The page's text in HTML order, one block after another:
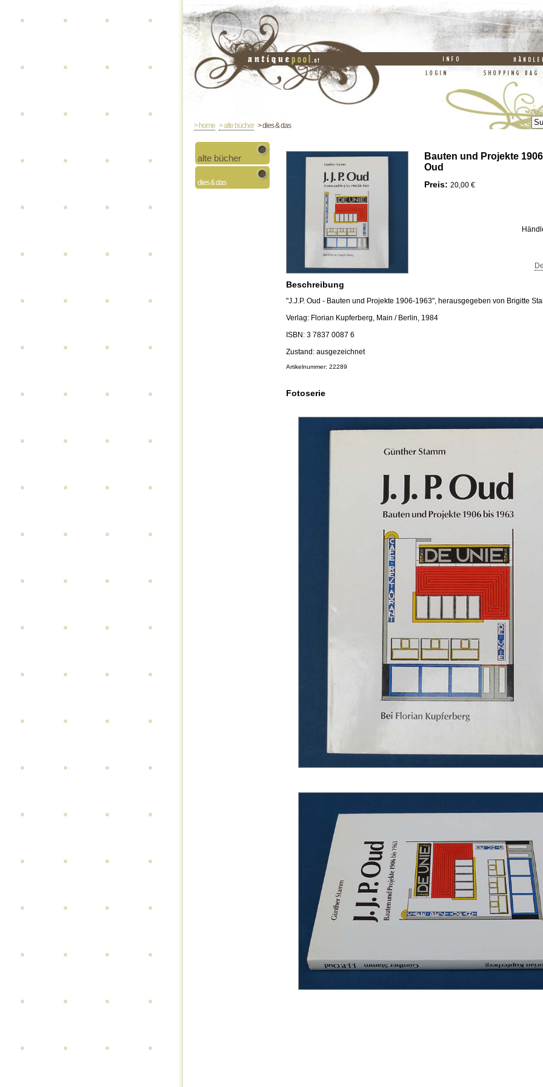
> home > alte bücher> dies & das
alte bücher
dies & das
Bauten und Projekte
Oud
Preis: 20,00 €
Beschreibung
"J.J.P. Oud - Bauten und Projekte 1906-1963", herausgegeben von Brigitte
Verlag: Florian Kupferberg, Main / Berlin, 1984
ISBN: 3 7837 0087 6
Zustand: ausgezeichnet
Artikelnummer: 22289
Fotoserie